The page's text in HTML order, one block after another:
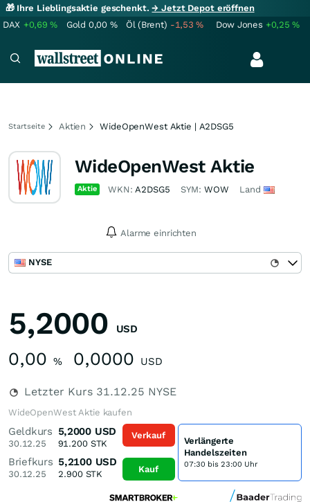
🎁 Ihre Lieblingsaktie geschenkt.→ Jetzt Depot eröffnen
DAX +0,69% Gold 0,00 % Öl (Brent) -1,53% Dow Jones +0,25%
Startseite Aktien WideOpenWest Aktie | A2DSG5
WideOpenWest Aktie
Aktie WKN:A2DSG5 SYM: WOW Land
Alarme einrichten
NYSE
5,2000 USD
0,00 % 0,0000 USD
Letzter Kurs 31.12.25 NYSE
WideOpenWest Aktie kaufen
Geldkurs
30.12.25
5,2000 USD
91.200STK
Briefkurs
30.12.25
5,2100 USD
2.900STK
Verkauf
Kauf
Verlängerte
Handelszeiten
07:30 bis 23:00 Uhr